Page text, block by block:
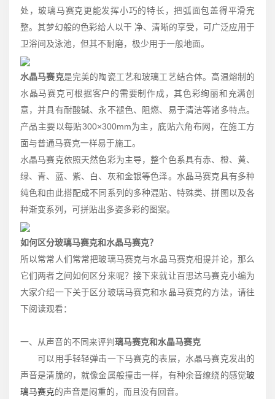
处，玻璃马赛克更能发挥小巧的特长，把弧面包盖得平滑完
整。其梦幻般的色彩给人以干 净、清晰的享受，可广泛应用于
卫浴间及泳池，但其不耐磨，极少用于一般地面。
水晶马赛克是完美的陶瓷工艺和玻璃工艺结合体。高温熔制的
水晶马赛克可根据客户的需要制作成，其色彩绚丽和充满创
意，并具有耐酸碱、永不褪色、阻燃、易于清洁等诸多特点。
产品主要以每贴300×300mm为主，底贴六角布网，在施工方
面与普通马赛克一样易于施工。
水晶马赛克依照天然色彩为主导，整个色系具有赤、橙、黄、
绿、青、蓝、紫、白、灰和金银等色泽。水晶马赛克具有多种
纯色和由此搭配成不同系列的多种混贴、特殊类、拼图以及各
种渐变系列，可拼贴出多姿多彩的图案。
如何区分玻璃马赛克和水晶马赛克？
所以常常人们常常把玻璃马赛克与水晶马赛克相提并论，那么
它们两者之间如何区分来呢？接下来就让百思达马赛克小编为
大家介绍一下关于区分玻璃马赛克和水晶马赛克的方法，请往
下阅读观看：
一、从声音的不同来评判 璃马赛克和水晶马赛克
可以用手轻轻弹击一下马赛克的表层，水晶马赛克发出的
声音是清脆的，就像金属般撞击一样，有种余音缭绕的感觉玻
璃马赛克的声音是闷重的，而且没有回音。